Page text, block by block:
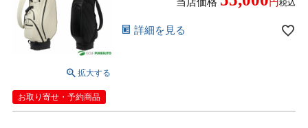
税込
詳細を見る
お取り寄せ・予約商品